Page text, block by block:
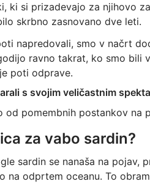
ki si prizadevajo za njihovo
skrbno zasnovano dve leti.
napredovali, smo v načrt
ravno takrat, ko smo bili
poti odprave.
s svojim veličastnim
od pomembnih postankov na
za vabo sardin?
sardin se nanaša na pojav,
na odprtem oceanu. To